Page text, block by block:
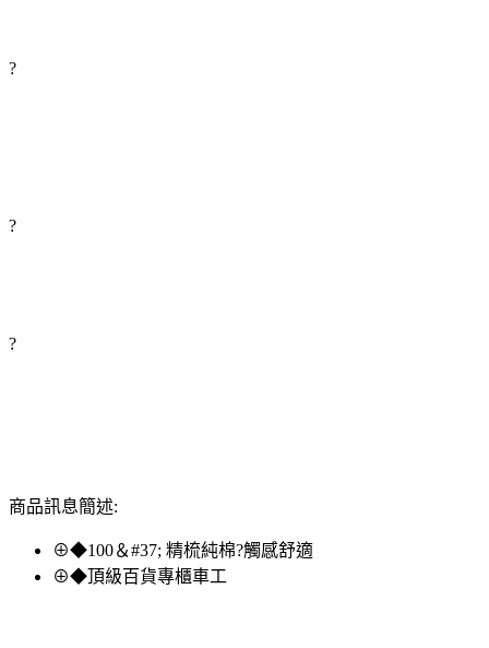
?
?
?
商品訊息簡述:
⊕◆100＆#37; 精梳純棉?觸感舒適
⊕◆頂級百貨專櫃車工